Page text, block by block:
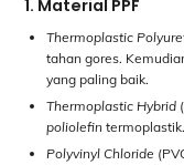
1. Material PPF
Thermoplastic
tahan gores.
yang paling baik.
Thermoplastic Hybrid
poliolefin termoplastik.
Polyvinyl Chloride